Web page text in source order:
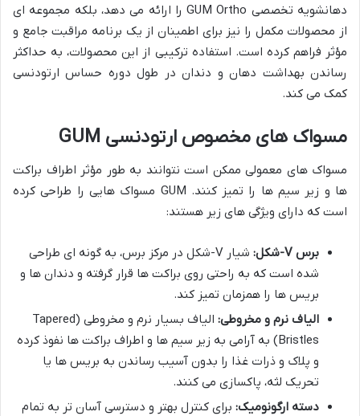
دهانشویه تخصصی GUM Ortho را ارائه می دهد، بلکه مجموعه ای
از محصولات مکمل را نیز برای اطمینان از یک برنامه مراقبت جامع و
مؤثر فراهم کرده است. استفاده ترکیبی از این محصولات، به حداکثر
رساندن بهداشت دهان و دندان در طول دوره حساس ارتودنسی
کمک می کند.
مسواک های مخصوص ارتودنسی GUM
مسواک های معمولی ممکن است نتوانند به طور مؤثر اطراف براکت
ها و زیر سیم ها را تمیز کنند. GUM مسواک هایی را طراحی کرده
است که دارای ویژگی های زیر هستند:
برس V-شکل:
شیار V-شکل در مرکز برس، به گونه ای طراحی
شده است که به راحتی روی براکت ها قرار گرفته و دندان ها و
بریس ها را همزمان تمیز کند.
الیاف نرم و مخروطی:
الیاف بسیار نرم و مخروطی (Tapered
Bristles) به آرامی به زیر سیم ها و اطراف براکت ها نفوذ کرده
و پلاک و ذرات غذا را بدون آسیب رساندن به بریس ها یا
تحریک لثه، پاکسازی می کنند.
دسته ارگونومیک: برای کنترل بهتر و دسترسی آسان تر به تمام